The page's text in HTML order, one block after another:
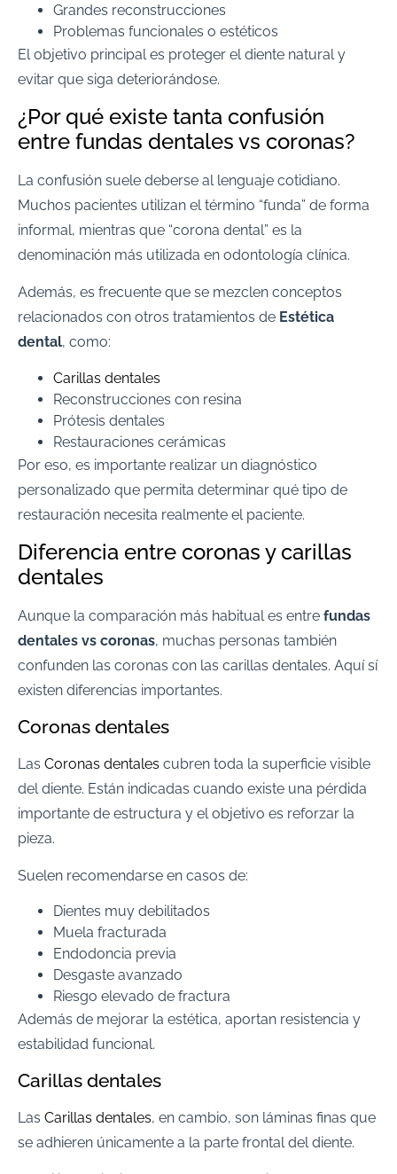
Grandes reconstrucciones
Problemas funcionales o estéticos
El objetivo principal es proteger el diente natural y
evitar que siga deteriorándose.
¿Por qué existe tanta confusión
entre fundas dentales vs coronas?
La confusión suele deberse al lenguaje cotidiano.
Muchos pacientes utilizan el término “funda” de forma
informal, mientras que “corona dental” es la
denominación más utilizada en odontología clínica.
Además, es frecuente que se mezclen conceptos
relacionados con otros tratamientos de Estética
dental, como:
Carillas dentales
Reconstrucciones con resina
Prótesis dentales
Restauraciones cerámicas
Por eso, es importante realizar un diagnóstico
personalizado que permita determinar qué tipo de
restauración necesita realmente el paciente.
Diferencia entre coronas y carillas
dentales
Aunque la comparación más habitual es entre fundas
dentales vs coronas, muchas personas también
confunden las coronas con las carillas dentales. Aquí sí
existen diferencias importantes.
Coronas dentales
Las Coronas dentales cubren toda la superficie visible
del diente. Están indicadas cuando existe una pérdida
importante de estructura y el objetivo es reforzar la
pieza.
Suelen recomendarse en casos de:
Dientes muy debilitados
Muela fracturada
Endodoncia previa
Desgaste avanzado
Riesgo elevado de fractura
Además de mejorar la estética, aportan resistencia y
estabilidad funcional.
Carillas dentales
Las Carillas dentales, en cambio, son láminas finas que
se adhieren únicamente a la parte frontal del diente.